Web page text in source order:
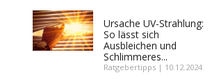
Ursache UV-Strahlung:
So lässt sich
Ausbleichen und
Schlimmeres...
Ratgebertipps | 10.12.2024